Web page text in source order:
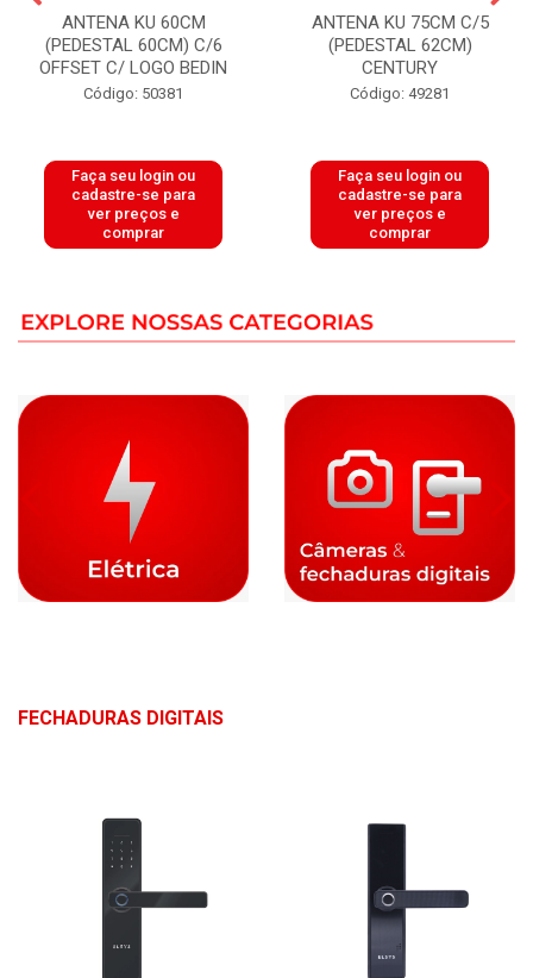
ANTENA KU 60CM
(PEDESTAL 60CM) C/6
OFFSET C/ LOGO BEDIN
Código: 50381
Faça seu login ou
cadastre-se para
ver preços e
comprar
ANTENA KU 75CM C/5
(PEDESTAL 62CM)
CENTURY
Código: 49281
Faça seu login ou
cadastre-se para
ver preços e
comprar
FECHADURAS DIGITAIS